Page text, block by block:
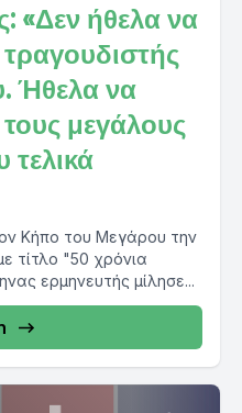
«Δεν ήθελα να
Ήθελα να
μεγάλους
Κήπο του Μεγάρου την
τίτλο "50 χρόνια
ερμηνευτής μίλησε...